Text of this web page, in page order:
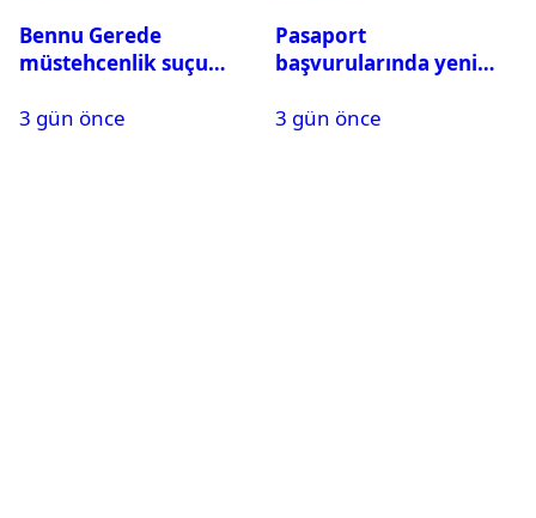
Bennu Gerede
müstehcenlik suçu
alındı
3 gün önce
Pasaport
başvurularında yeni
3 gün önce